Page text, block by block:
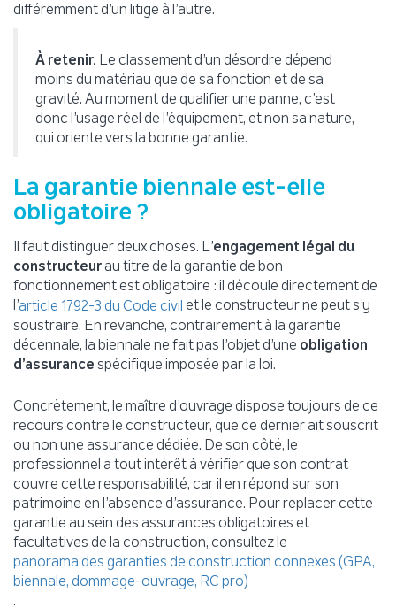
différemment d’un litige à l’autre.
À retenir. Le classement d’un désordre dépend
moins du matériau que de sa fonction et de sa
gravité. Au moment de qualifier une panne, c’est
donc l’usage réel de l’équipement, et non sa nature,
qui oriente vers la bonne garantie.
La garantie biennale est-elle
obligatoire ?
Il faut distinguer deux choses. L’engagement légal du
constructeur au titre de la garantie de bon
fonctionnement est obligatoire : il découle directement de
l’article 1792-3 du Code civil et le constructeur ne peut s’y
soustraire. En revanche, contrairement à la garantie
décennale, la biennale ne fait pas l’objet d’une obligation
d’assurance spécifique imposée par la loi.
Concrètement, le maître d’ouvrage dispose toujours de ce
recours contre le constructeur, que ce dernier ait souscrit
ou non une assurance dédiée. De son côté, le
professionnel a tout intérêt à vérifier que son contrat
couvre cette responsabilité, car il en répond sur son
patrimoine en l’absence d’assurance. Pour replacer cette
garantie au sein des assurances obligatoires et
facultatives de la construction, consultez le
panorama des garanties de construction connexes (GPA,
biennale, dommage-ouvrage, RC pro)
.